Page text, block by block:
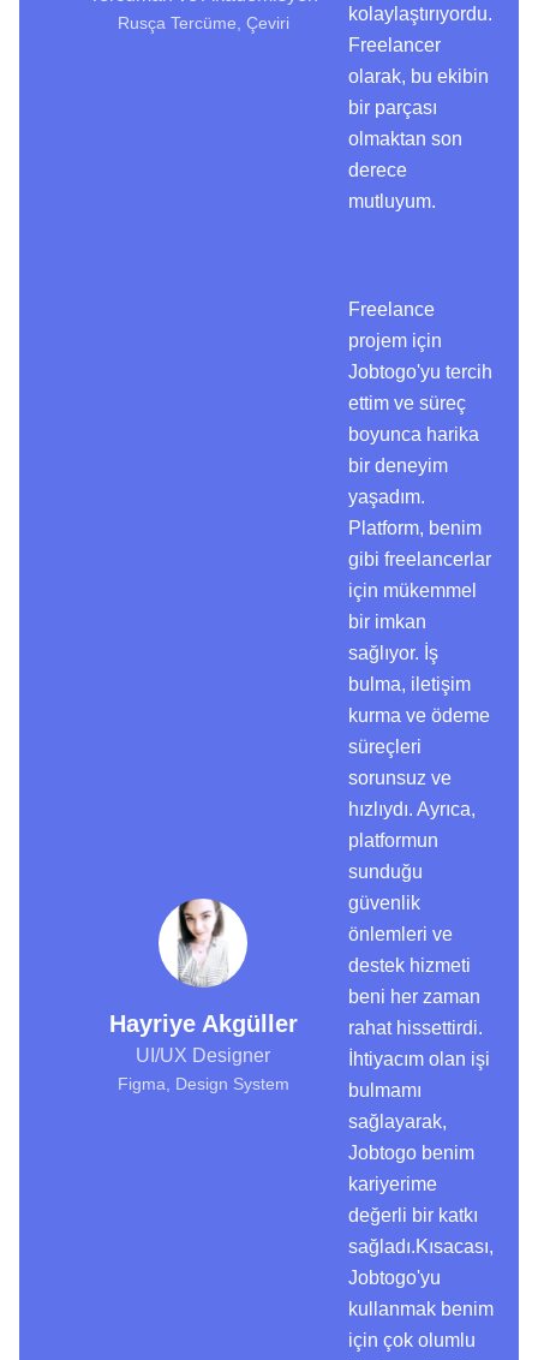
Rusça Tercüme, Çeviri
kolaylaştırıyordu.
Freelancer
olarak, bu ekibin
bir parçası
olmaktan son
derece
mutluyum.
Hayriye Akgüller
UI/UX Designer
Figma, Design System
Freelance
projem için
Jobtogo'yu tercih
ettim ve süreç
boyunca harika
bir deneyim
yaşadım.
Platform, benim
gibi freelancerlar
için mükemmel
bir imkan
sağlıyor. İş
bulma, iletişim
kurma ve ödeme
süreçleri
sorunsuz ve
hızlıydı. Ayrıca,
platformun
sunduğu
güvenlik
önlemleri ve
destek hizmeti
beni her zaman
rahat hissettirdi.
İhtiyacım olan işi
bulmamı
sağlayarak,
Jobtogo benim
kariyerime
değerli bir katkı
sağladı.Kısacası,
Jobtogo'yu
kullanmak benim
için çok olumlu